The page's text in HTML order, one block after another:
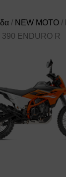
/ NEW MOTO /
390 ENDURO R